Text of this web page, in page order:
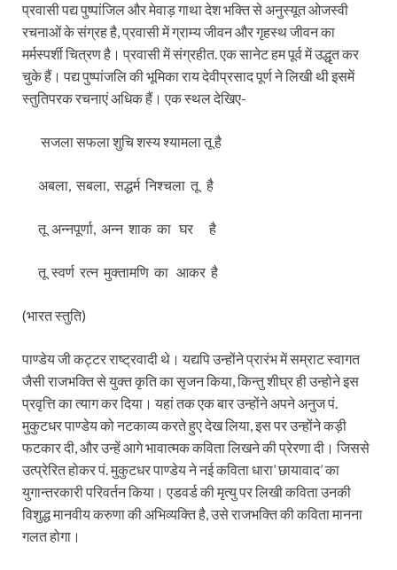
प्रवासी पद्य पुष्पांजिल और मेवाड़ गाथा देश भक्ति से अनुस्यूत ओजस्वी
रचनाओं के संग्रह है, प्रवासी में ग्राम्य जीवन और गृहस्थ जीवन का
मर्मस्पर्शी चित्रण है। प्रवासी में संग्रहीत. एक सानेट हम पूर्व में उद्धृत कर
चुके हैं। पद्य पुष्पांजलि की भूमिका राय देवीप्रसाद पूर्ण ने लिखी थी इसमें
स्तुतिपरक रचनाएं अधिक हैं। एक स्थल देखिए-
सजला सफला शुचि शस्य श्यामला तू है
अबला, सबला, सद्धर्म निश्चला तू है
तू अन्नपूर्णा, अन्न शाक का घर है
तू स्वर्ण रत्न मुक्तामणि का आकर है
(भारत स्तुति)
पाण्डेय जी कट्टर राष्ट्रवादी थे। यद्यपि उन्होंने प्रारंभ में सम्राट स्वागत
जैसी राजभक्ति से युक्त कृति का सृजन किया, किन्तु शीघ्र ही उन्होने इस
प्रवृत्ति का त्याग कर दिया। यहां तक एक बार उन्होंने अपने अनुज पं.
मुकुटधर पाण्डेय को नटकाव्य करते हुए देख लिया, इस पर उन्होंने कड़ी
फटकार दी, और उन्हें आगे भावात्मक कविता लिखने की प्रेरणा दी। जिससे
उत्प्रेरित होकर पं. मुकुटधर पाण्डेय ने नई कविता धारा’ छायावाद’ का
युगान्तरकारी परिवर्तन किया। एडवर्ड की मृत्यु पर लिखी कविता उनकी
विशुद्ध मानवीय करुणा की अभिव्यक्ति है, उसे राजभक्ति की कविता मानना
गलत होगा।